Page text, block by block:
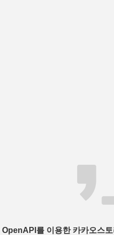
OpenAPI를 이용한 카카오스